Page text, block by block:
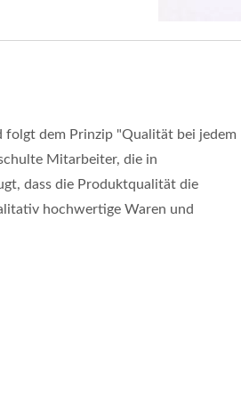
folgt dem Prinzip "Qualität bei jedem
Mitarbeiter, die in
dass die Produktqualität die
hochwertige Waren und